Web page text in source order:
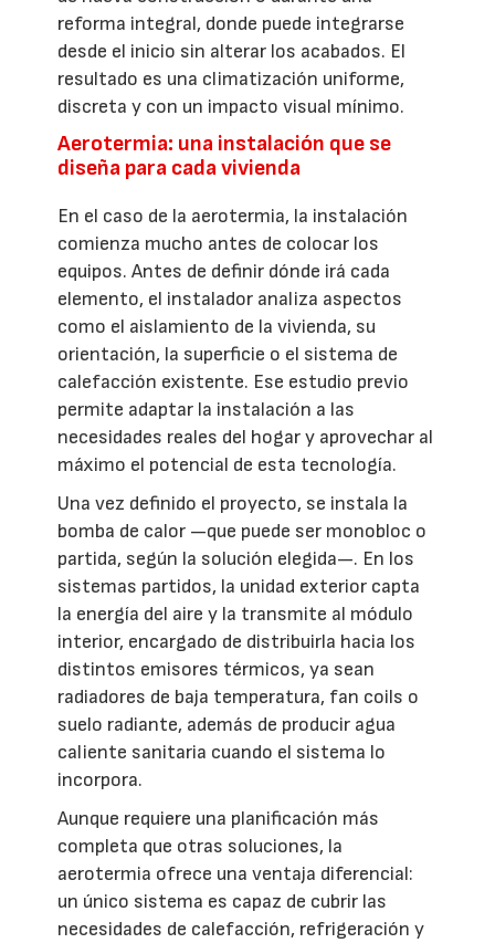
reforma integral, donde puede integrarse
desde el inicio sin alterar los acabados. El
resultado es una climatización uniforme,
discreta y con un impacto visual mínimo.
Aerotermia: una instalación que se
diseña para cada vivienda
En el caso de la aerotermia, la instalación
comienza mucho antes de colocar los
equipos. Antes de definir dónde irá cada
elemento, el instalador analiza aspectos
como el aislamiento de la vivienda, su
orientación, la superficie o el sistema de
calefacción existente. Ese estudio previo
permite adaptar la instalación a las
necesidades reales del hogar y aprovechar al
máximo el potencial de esta tecnología.
Una vez definido el proyecto, se instala la
bomba de calor —que puede ser monobloc o
partida, según la solución elegida—. En los
sistemas partidos, la unidad exterior capta
la energía del aire y la transmite al módulo
interior, encargado de distribuirla hacia los
distintos emisores térmicos, ya sean
radiadores de baja temperatura, fan coils o
suelo radiante, además de producir agua
caliente sanitaria cuando el sistema lo
incorpora.
Aunque requiere una planificación más
completa que otras soluciones, la
aerotermia ofrece una ventaja diferencial:
un único sistema es capaz de cubrir las
necesidades de calefacción, refrigeración y